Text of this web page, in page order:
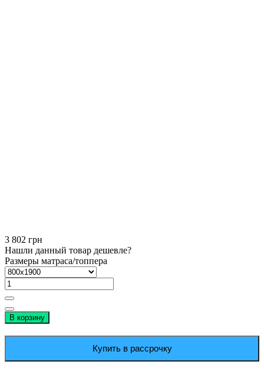
3 802 грн
Нашли данный товар дешевле?
Размеры матраса/топпера
В корзину
Купить в рассрочку